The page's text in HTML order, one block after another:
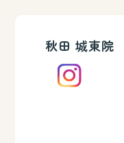
秋田 城東院